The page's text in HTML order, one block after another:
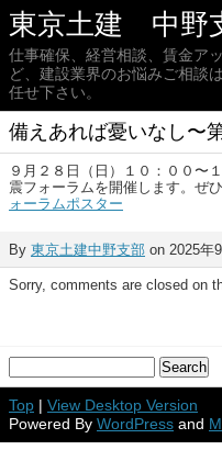
東京土建 中野
仕事確保、経営相談、賃金ア
ど、建設業界のお悩みご相談
任せ下さい。
備えあれば憂いなし〜
９月２８日（日）１０：００〜
震フォーラムを開催します。ぜ
ォーラムポスター
By 東京土建中野支部 on 2025年
Sorry, comments are closed on
Top | View Desktop Version
Powered By WordPress and